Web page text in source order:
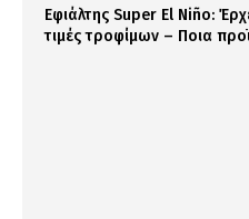
Εφιάλτης Super El Niño:
τιμές τροφίμων – Ποια